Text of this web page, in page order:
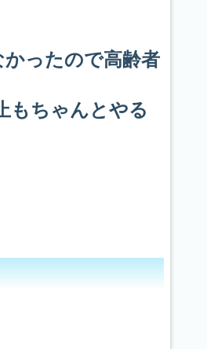
ったので高齢者
もちゃんとやる